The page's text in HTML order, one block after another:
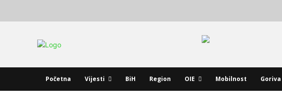
Početna Vijesti BiH Region OIE Mobilnost Goriva